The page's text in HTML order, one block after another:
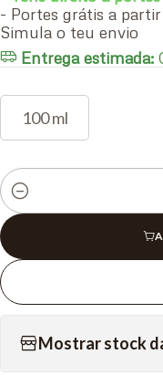
- Portes grátis a
Simula o teu envio
Entrega estimada:
100 ml
Quantidade
Mostrar stock